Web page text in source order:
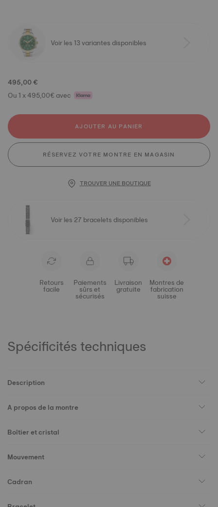
Voir les 13 variantes disponibles
495,00 €
Ou 1 x 495,00€ avec
AJOUTER AU PANIER
RÉSERVEZ VOTRE MONTRE EN MAGASIN
TROUVER UNE BOUTIQUE
Voir les 27 bracelets disponibles
Retours
facile
Paiements
sûrs et
sécurisés
Livraison
gratuite
Montres de
fabrication
suisse
Spécificités techniques
Description
A propos de la montre
Boîtier et cristal
Mouvement
Cadran